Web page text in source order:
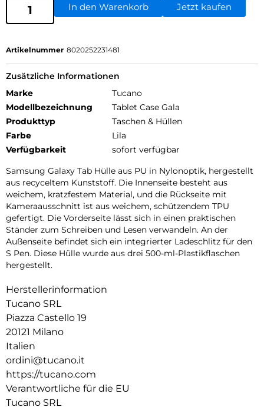
In den Warenkorb Jetzt kaufen
Artikelnummer 8020252231481
Zusätzliche Informationen
Marke
Tucano
Modellbezeichnung
Tablet Case Gala
Produkttyp
Taschen & Hüllen
Farbe
Lila
Verfügbarkeit
sofort verfügbar
Samsung Galaxy Tab Hülle aus PU in Nylonoptik, hergestellt
aus recyceltem Kunststoff. Die Innenseite besteht aus
weichem, kratzfestem Material, und die Rückseite mit
Kameraausschnitt ist aus weichem, schützendem TPU
gefertigt. Die Vorderseite lässt sich in einen praktischen
Ständer zum Schreiben und Lesen verwandeln. An der
Außenseite befindet sich ein integrierter Ladeschlitz für den
S Pen. Diese Hülle wurde aus drei 500-ml-Plastikflaschen
hergestellt.
Herstellerinformation
Tucano SRL
Piazza Castello 19
20121 Milano
Italien
ordini@tucano.it
https://tucano.com
Verantwortliche für die EU
Tucano SRL